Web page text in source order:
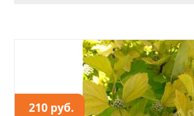
210 руб.